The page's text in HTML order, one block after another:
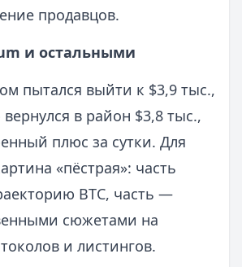
продавцов.
и остальными
пытался выйти к $3,9 тыс.,
в район $3,8 тыс.,
плюс за сутки. Для
«пёстрая»: часть
BTC, часть —
сюжетами на
и листингов.